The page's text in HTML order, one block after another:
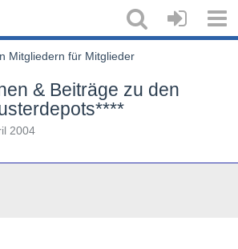
Mitgliedern für Mitglieder
& Beiträge zu den
2004